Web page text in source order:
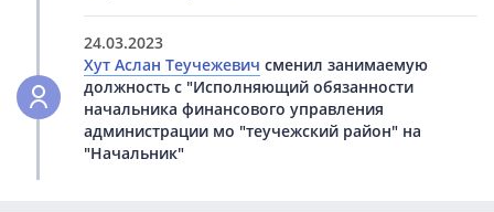
24.03.2023
Хут Аслан Теучежевич сменил занимаемую
должность с "Исполняющий обязанности
начальника финансового управления
администрации мо "теучежский район" на
"Начальник"